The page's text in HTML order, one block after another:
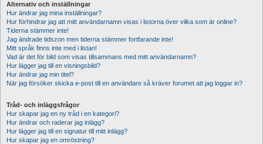
Alternativ och inställningar
Hur ändrar jag mina inställningar?
Hur förhindrar jag att mitt användarnamn visas i listorna över vilka som är online?
Tiderna stämmer inte!
Jag ändrade tidszon men tiderna stämmer fortfarande inte!
Mitt språk finns inte med i listan!
Vad är det för bild som visas tillsammans med mitt användarnamn?
Hur lägger jag till en visningsbild?
Hur ändrar jag min titel?
När jag försöker skicka e-post till en användare så kräver forumet att jag loggar in?
Tråd- och inläggsfrågor
Hur skapar jag en ny tråd i en kategori?
Hur ändrar och raderar jag inlägg?
Hur lägger jag till en signatur till mitt inlägg?
Hur skapar jag en omröstning?